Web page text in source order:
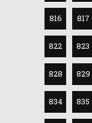
816 817
822 823
828 829
834 835